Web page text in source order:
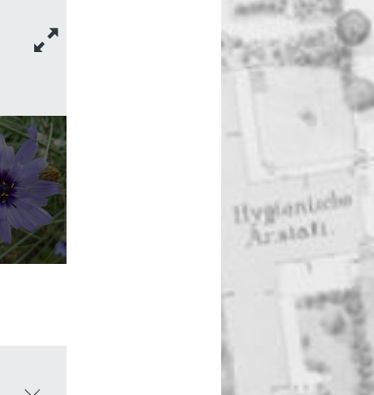
Der duftende Schneckenfaden, Cochliostema
Familie der Commelinaceae, welche meist auf dem Boden
Panama, Kolumbien und Ecuador. Auf der Pazifikseite sind
haben sie kräftigere blau-lila Farbtöne. Der Name
Bei uns im Tropenhaus wächst Cochliostema an 2